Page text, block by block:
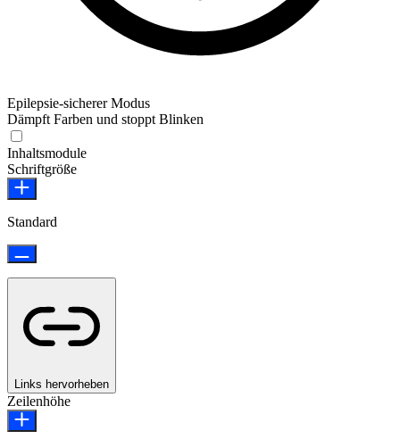
Epilepsie-sicherer Modus
Dämpft Farben und stoppt Blinken
Inhaltsmodule
Schriftgröße
Standard
Links hervorheben
Zeilenhöhe